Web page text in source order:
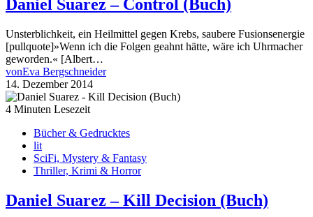
Daniel Suarez – Control (Buch)
Unsterblichkeit, ein Heilmittel gegen Krebs, saubere Fusionsenergie
[pullquote]»Wenn ich die Folgen geahnt hätte, wäre ich Uhrmacher
geworden.« [Albert…
vonEva Bergschneider
14. Dezember 2014
4 Minuten Lesezeit
Bücher & Gedrucktes
lit
SciFi, Mystery & Fantasy
Thriller, Krimi & Horror
Daniel Suarez – Kill Decision (Buch)